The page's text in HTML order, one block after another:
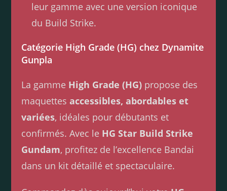
leur gamme avec une version iconique
du Build Strike.
Catégorie High Grade (HG) chez Dynamite
Gunpla
La gamme High Grade (HG) propose des
maquettesaccessibles, abordables et
variées, idéales pour débutants et
confirmés. Avec le HG Star Build Strike
Gundam, profitez de l’excellence Bandai
dans un kit détaillé et spectaculaire.